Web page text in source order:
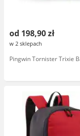
od 198,90 zł
w 2 sklepach
Pingwin Tornister Trixie